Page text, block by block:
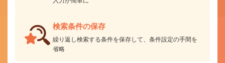
検索条件の保存
繰り返し検索する条件を保存して、条件設定の手間を
省略